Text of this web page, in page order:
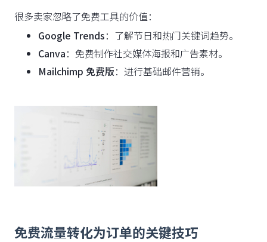
很多卖家忽略了免费工具的价值：
Google Trends：了解节日和热门关键词趋势。
Canva：免费制作社交媒体海报和广告素材。
Mailchimp 免费版：进行基础邮件营销。
免费流量转化为订单的关键技巧